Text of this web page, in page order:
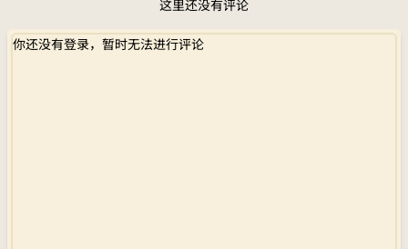
这里还没有评论
你还没有登录，暂时无法进行评论